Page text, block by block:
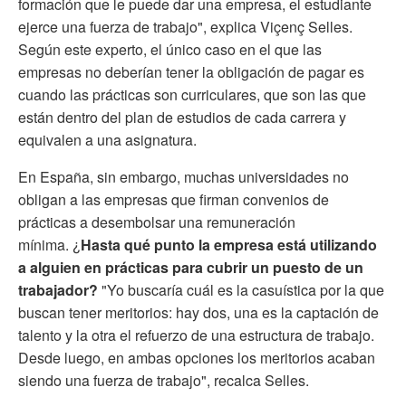
formación que le puede dar una empresa, el estudiante
ejerce una fuerza de trabajo", explica Viçenç Selles.
Según este experto, el único caso en el que las
empresas no deberían tener la obligación de pagar es
cuando las prácticas son curriculares, que son las que
están dentro del plan de estudios de cada carrera y
equivalen a una asignatura.
En España, sin embargo, muchas universidades no
obligan a las empresas que firman convenios de
prácticas a desembolsar una remuneración
mínima. ¿Hasta qué punto la empresa está utilizando
a alguien en prácticas para cubrir un puesto de un
trabajador? "Yo buscaría cuál es la casuística por la que
buscan tener meritorios: hay dos, una es la captación de
talento y la otra el refuerzo de una estructura de trabajo.
Desde luego, en ambas opciones los meritorios acaban
siendo una fuerza de trabajo", recalca Selles.